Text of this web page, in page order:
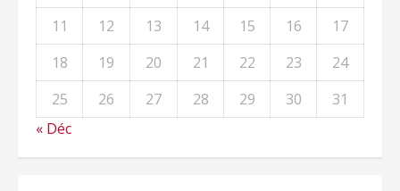
11
12 13 14 15 16
17
18
19 20 21 22 23
24
25
26 27 28 29 30
31
« Déc